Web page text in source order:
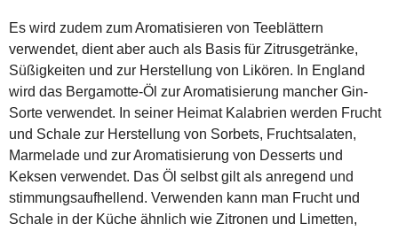
Es wird zudem zum Aromatisieren von Teeblättern
verwendet, dient aber auch als Basis für Zitrusgetränke,
Süßigkeiten und zur Herstellung von Likören. In England
wird das Bergamotte-Öl zur Aromatisierung mancher Gin-
Sorte verwendet. In seiner Heimat Kalabrien werden Frucht
und Schale zur Herstellung von Sorbets, Fruchtsalaten,
Marmelade und zur Aromatisierung von Desserts und
Keksen verwendet. Das Öl selbst gilt als anregend und
stimmungsaufhellend. Verwenden kann man Frucht und
Schale in der Küche ähnlich wie Zitronen und Limetten,